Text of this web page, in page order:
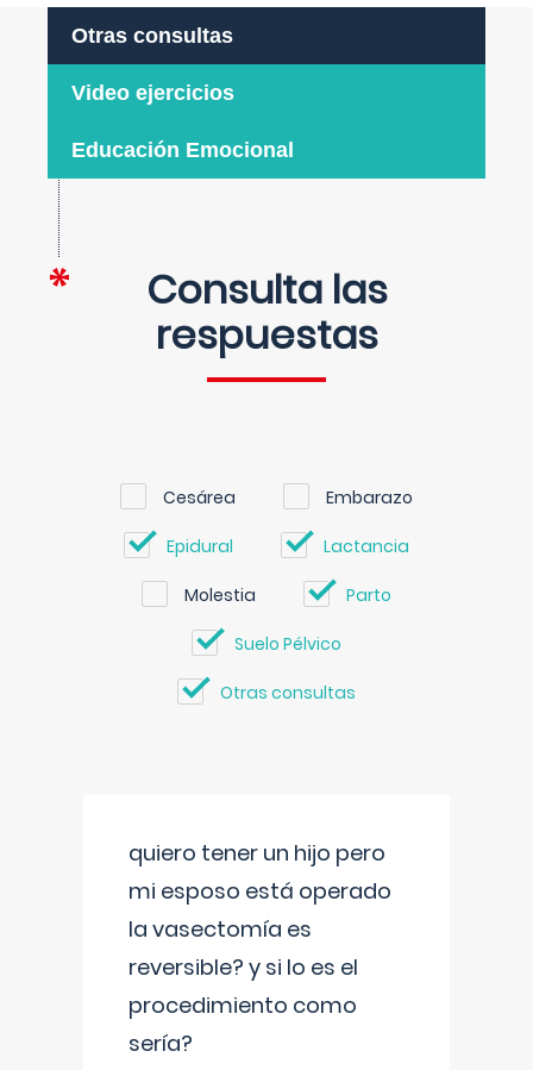
Otras consultas
Video ejercicios
Educación Emocional
Consulta las
respuestas
Cesárea Embarazo
Epidural Lactancia
Molestia Parto
Suelo Pélvico
Otras consultas
quiero tener un hijo pero
mi esposo está operado
la vasectomía es
reversible? y si lo es el
procedimiento como
sería?